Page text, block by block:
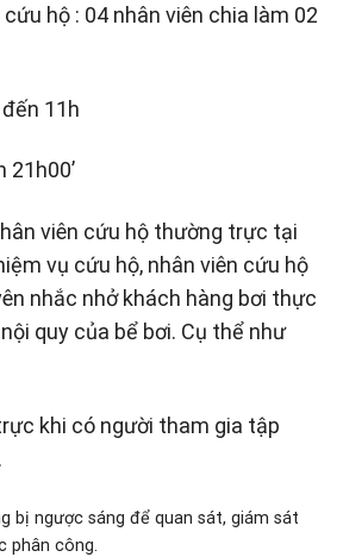
hộ : 04 nhân viên chia làm 02
đến 11h
21h00’
viên cứu hộ thường trực tại
vụ cứu hộ, nhân viên cứu hộ
nhắc nhở khách hàng bơi thực
quy của bể bơi. Cụ thể như
khi có người tham gia tập
bị ngược sáng để quan sát, giám sát
phân công.